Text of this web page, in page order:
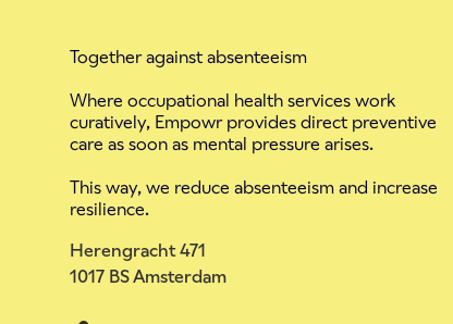
Together against absenteeism
Where occupational health services work
curatively, Empowr provides direct preventive
care as soon as mental pressure arises.
This way, we reduce absenteeism and increase
resilience.
Herengracht 471
1017 BS Amsterdam